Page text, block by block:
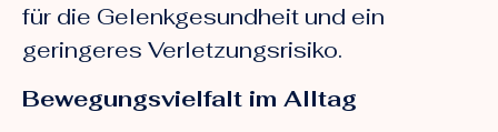
für die Gelenkgesundheit und ein
geringeres Verletzungsrisiko.
Bewegungsvielfalt im Alltag